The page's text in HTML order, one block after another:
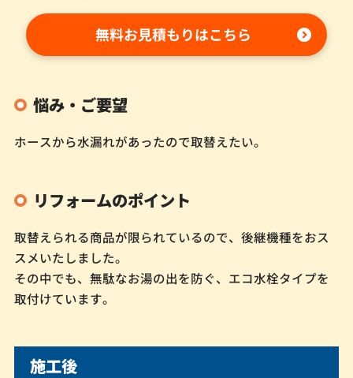
無料お見積もりはこちら
悩み・ご要望
ホースから水漏れがあったので取替えたい。
リフォームのポイント
取替えられる商品が限られているので、後継機種をおス
スメいたしました。
その中でも、無駄なお湯の出を防ぐ、エコ水栓タイプを
取付けています。
施工後